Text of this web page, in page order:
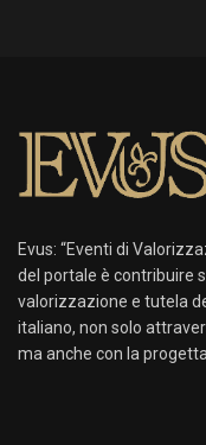
Evus: “Eventi di
del portale è contribuire
valorizzazione e tutela
italiano, non solo
ma anche con la